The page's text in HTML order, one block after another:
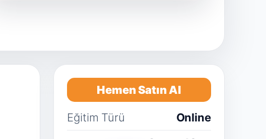
Hemen Satın Al
Eğitim Türü Online